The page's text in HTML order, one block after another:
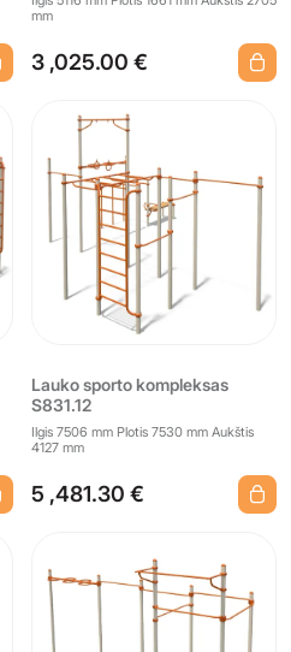
mm
3 ,025.00 €
Lauko sporto kompleksas
S831.12
Ilgis 7506 mm Plotis 7530 mm Aukštis
4127 mm
5 ,481.30 €